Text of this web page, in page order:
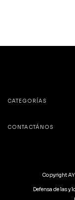
CATEGORÍAS
CONTACTÁNOS
Copyright
Defensa de las